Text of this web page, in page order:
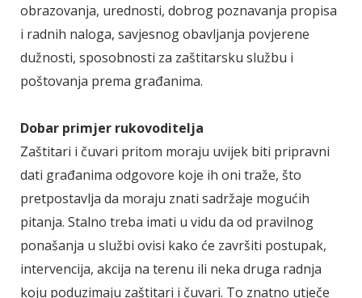
obrazovanja, urednosti, dobrog poznavanja propisa
i radnih naloga, savjesnog obavljanja povjerene
dužnosti, sposobnosti za zaštitarsku službu i
poštovanja prema građanima.
Dobar primjer rukovoditelja
Zaštitari i čuvari pritom moraju uvijek biti pripravni
dati građanima odgovore koje ih oni traže, što
pretpostavlja da moraju znati sadržaje mogućih
pitanja. Stalno treba imati u vidu da od pravilnog
ponašanja u službi ovisi kako će završiti postupak,
intervencija, akcija na terenu ili neka druga radnja
koju poduzimaju zaštitari i čuvari. To znatno utječe